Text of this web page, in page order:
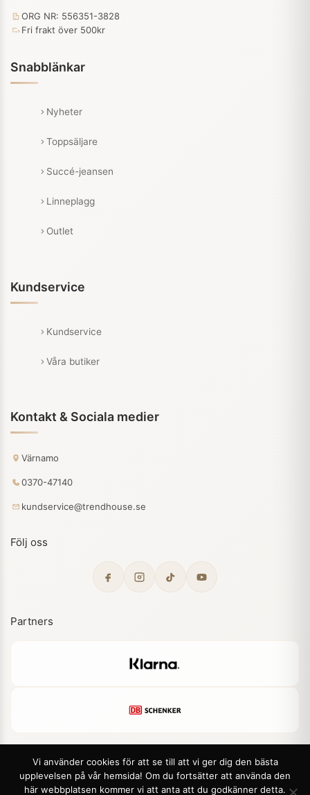
ORG NR: 556351-3828
Fri frakt över 500kr
Snabblänkar
Nyheter
Toppsäljare
Succé-jeansen
Linneplagg
Outlet
Kundservice
Kundservice
Våra butiker
Kontakt & Sociala medier
Värnamo
0370-47140
kundservice@trendhouse.se
Följ oss
Partners
© 2026 Trendhouse. Alla rättigheter förbehållna.
Vi använder cookies för att se till att vi ger dig den bästa
upplevelsen på vår hemsida! Om du fortsätter att använda den
här webbplatsen kommer vi att anta att du godkänner detta.